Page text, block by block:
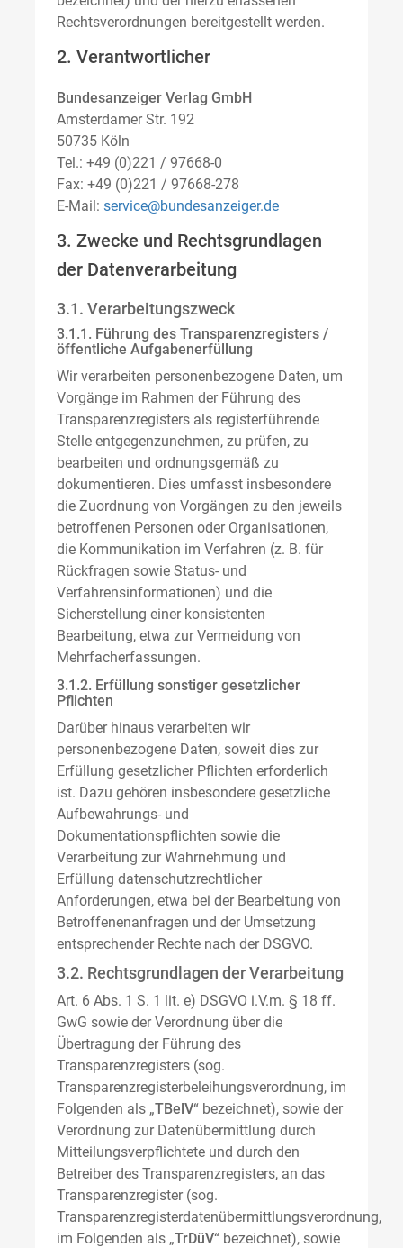
Rechtsverordnungen bereitgestellt werden.
2. Verantwortlicher
Bundesanzeiger Verlag GmbH
Amsterdamer Str. 192
50735 Köln
Tel.: +49 (0)221 / 97668-0
Fax: +49 (0)221 / 97668-278
E-Mail: service@bundesanzeiger.de
3. Zwecke und Rechtsgrundlagen
der Datenverarbeitung
3.1. Verarbeitungszweck
3.1.1. Führung des Transparenzregisters /
öffentliche Aufgabenerfüllung
Wir verarbeiten personenbezogene Daten, um
Vorgänge im Rahmen der Führung des
Transparenzregisters als registerführende
Stelle entgegenzunehmen, zu prüfen, zu
bearbeiten und ordnungsgemäß zu
dokumentieren. Dies umfasst insbesondere
die Zuordnung von Vorgängen zu den jeweils
betroffenen Personen oder Organisationen,
die Kommunikation im Verfahren (z. B. für
Rückfragen sowie Status- und
Verfahrensinformationen) und die
Sicherstellung einer konsistenten
Bearbeitung, etwa zur Vermeidung von
Mehrfacherfassungen.
3.1.2. Erfüllung sonstiger gesetzlicher
Pflichten
Darüber hinaus verarbeiten wir
personenbezogene Daten, soweit dies zur
Erfüllung gesetzlicher Pflichten erforderlich
ist. Dazu gehören insbesondere gesetzliche
Aufbewahrungs- und
Dokumentationspflichten sowie die
Verarbeitung zur Wahrnehmung und
Erfüllung datenschutzrechtlicher
Anforderungen, etwa bei der Bearbeitung von
Betroffenenanfragen und der Umsetzung
entsprechender Rechte nach der DSGVO.
3.2. Rechtsgrundlagen der Verarbeitung
Art. 6 Abs. 1 S. 1 lit. e) DSGVO i.V.m. § 18 ff.
GwG sowie der Verordnung über die
Übertragung der Führung des
Transparenzregisters (sog.
Transparenzregisterbeleihungsverordnung, im
Folgenden als „TBelV“ bezeichnet), sowie der
Verordnung zur Datenübermittlung durch
Mitteilungsverpflichtete und durch den
Betreiber des Transparenzregisters, an das
Transparenzregister (sog.
Transparenzregisterdatenübermittlungsverordnung,
im Folgenden als „TrDüV“ bezeichnet), sowie